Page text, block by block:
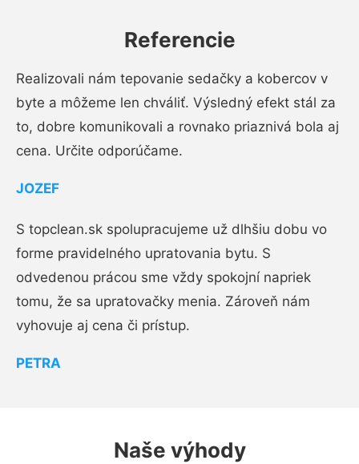
Referencie
Realizovali nám tepovanie sedačky a kobercov v
byte a môžeme len chváliť. Výsledný efekt stál za
to, dobre komunikovali a rovnako priaznivá bola aj
cena. Určite odporúčame.
JOZEF
S topclean.sk spolupracujeme už dlhšiu dobu vo
forme pravidelného upratovania bytu. S
odvedenou prácou sme vždy spokojní napriek
tomu, že sa upratovačky menia. Zároveň nám
vyhovuje aj cena či prístup.
PETRA
Naše výhody